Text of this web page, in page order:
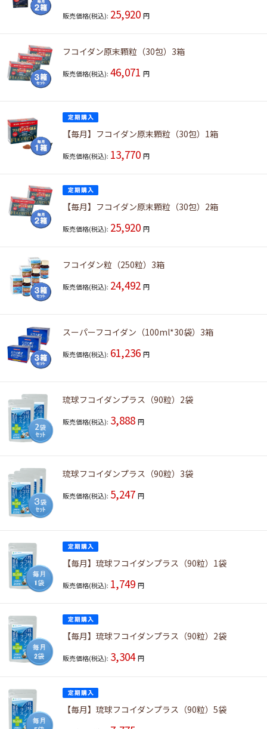
販売価格(税込): 25,920 円
フコイダン原末顆粒（30包）3箱
販売価格(税込): 46,071 円
【毎月】フコイダン原末顆粒（30包）1箱
販売価格(税込): 13,770 円
【毎月】フコイダン原末顆粒（30包）2箱
販売価格(税込): 25,920 円
フコイダン粒（250粒）3箱
販売価格(税込): 24,492 円
スーパーフコイダン（100ml*30袋）3箱
販売価格(税込): 61,236 円
琉球フコイダンプラス（90粒）2袋
販売価格(税込): 3,888 円
琉球フコイダンプラス（90粒）3袋
販売価格(税込): 5,247 円
【毎月】琉球フコイダンプラス（90粒）1袋
販売価格(税込): 1,749 円
【毎月】琉球フコイダンプラス（90粒）2袋
販売価格(税込): 3,304円
【毎月】琉球フコイダンプラス（90粒）5袋